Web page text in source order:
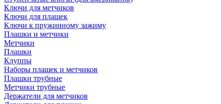
Ключи для метчиков
Ключи для плашек
Ключи к пружинному зажиму
Плашки и метчики
Метчики
Плашки
Клуппы
Наборы плашек и метчиков
Плашки трубные
Метчики трубные
Держатели для метчиков